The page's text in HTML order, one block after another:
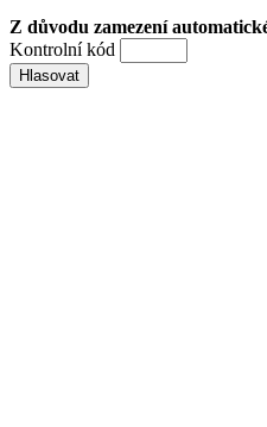
Z důvodu zamezení
Kontrolní kód